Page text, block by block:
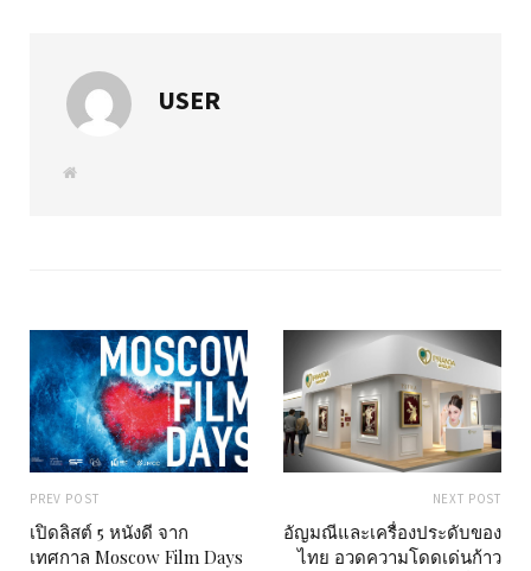
USER
W
PREV POST
เปิดลิสต์ 5 หนังดี จาก
เทศกาล Moscow Film Days
NEXT POST
อัญมณีและเครื่องประดับของ
ไทย อวดความโดดเด่นก้าว